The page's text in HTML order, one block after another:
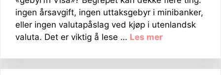
ingen årsavgift, ingen uttaksgebyr i minibanker,
eller ingen valutapåslag ved kjøp i utenlandsk
valuta. Det er viktig å lese … Les mer